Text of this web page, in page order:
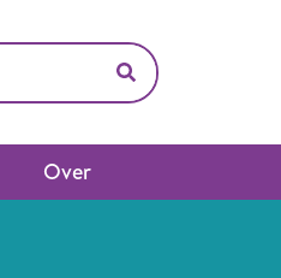
Over